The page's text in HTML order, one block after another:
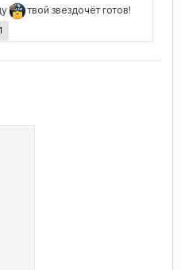
твой звездочёт готов!
1